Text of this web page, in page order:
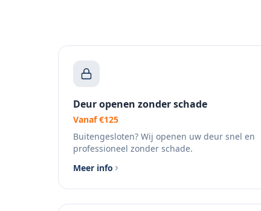
Deur openen zonder schade
Vanaf €125
Buitengesloten? Wij openen uw deur snel en
professioneel zonder schade.
Meer info